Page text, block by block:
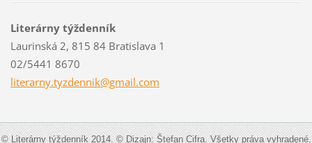
Literárny týždenník
Laurinská 2, 815 84 Bratislava 1
02/5441 8670
literarny.tyzdennik@gmail.com
© Literárny týždenník 2014. © Dizajn: Štefan Cifra. Všetky práva vyhradené.